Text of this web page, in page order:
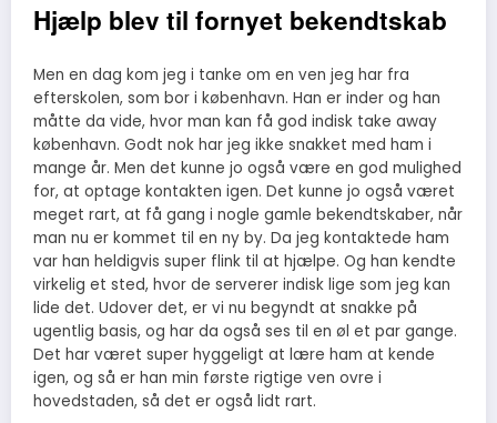
Hjælp blev til fornyet bekendtskab
Men en dag kom jeg i tanke om en ven jeg har fra
efterskolen, som bor i københavn. Han er inder og han
måtte da vide, hvor man kan få god indisk take away
københavn. Godt nok har jeg ikke snakket med ham i
mange år. Men det kunne jo også være en god mulighed
for, at optage kontakten igen. Det kunne jo også været
meget rart, at få gang i nogle gamle bekendtskaber, når
man nu er kommet til en ny by. Da jeg kontaktede ham
var han heldigvis super flink til at hjælpe. Og han kendte
virkelig et sted, hvor de serverer indisk lige som jeg kan
lide det. Udover det, er vi nu begyndt at snakke på
ugentlig basis, og har da også ses til en øl et par gange.
Det har været super hyggeligt at lære ham at kende
igen, og så er han min første rigtige ven ovre i
hovedstaden, så det er også lidt rart.